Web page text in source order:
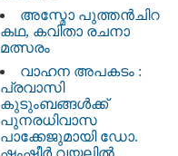
അസ്മോ പുത്തൻചിറ
കഥ, കവിതാ രചനാ
മത്സരം
വാഹന അപകടം :
പ്രവാസി
കുടുംബങ്ങൾക്ക്
പുനരധിവാസ
പാക്കേജുമായി ഡോ.
ഷംഷീർ വയലിൽ